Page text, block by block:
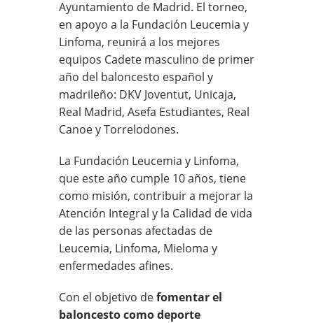
Ayuntamiento de Madrid. El torneo,
en apoyo a la Fundación Leucemia y
Linfoma, reunirá a los mejores
equipos Cadete masculino de primer
año del baloncesto español y
madrileño: DKV Joventut, Unicaja,
Real Madrid, Asefa Estudiantes, Real
Canoe y Torrelodones.
La Fundación Leucemia y Linfoma,
que este año cumple 10 años, tiene
como misión, contribuir a mejorar la
Atención Integral y la Calidad de vida
de las personas afectadas de
Leucemia, Linfoma, Mieloma y
enfermedades afines.
Con el objetivo defomentar el
baloncesto como deporte